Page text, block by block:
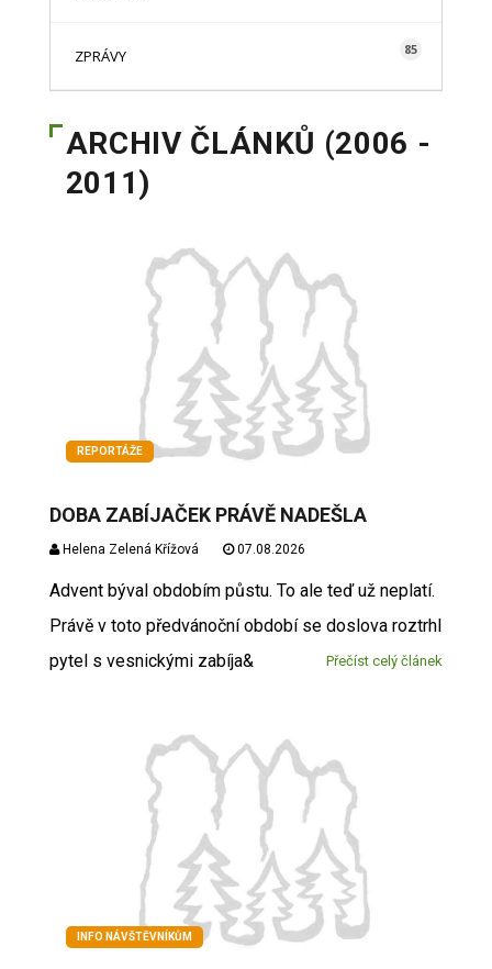
ZPRÁVY 85
ARCHIV ČLÁNKŮ (2006 -
2011)
REPORTÁŽE
DOBA ZABÍJAČEK PRÁVĚ NADEŠLA
Helena Zelená Křížová 07.08.2026
Advent býval obdobím půstu. To ale teď už neplatí.
Právě v toto předvánoční období se doslova roztrhl
pytel s vesnickými zabíja&
Přečíst celý článek
INFO NÁVŠTĚVNÍKŮM